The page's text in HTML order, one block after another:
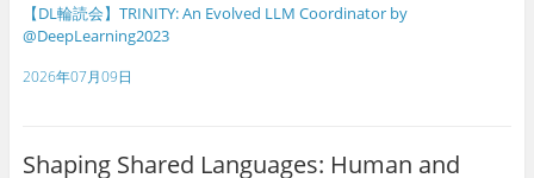
【DL輪読会】TRINITY: An Evolved LLM Coordinator by
@DeepLearning2023
2026年07月09日
Shaping Shared Languages: Human and